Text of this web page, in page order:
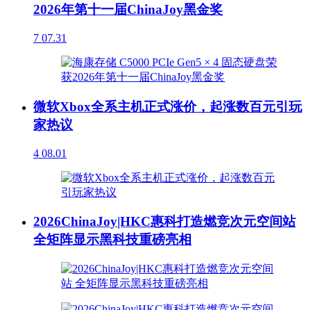
2026年第十一届ChinaJoy黑金奖
7 07.31
微软Xbox全系主机正式涨价，起涨数百元引玩
家热议
4 08.01
2026ChinaJoy|HKC惠科打造燃竞次元空间站
全矩阵显示黑科技重磅亮相